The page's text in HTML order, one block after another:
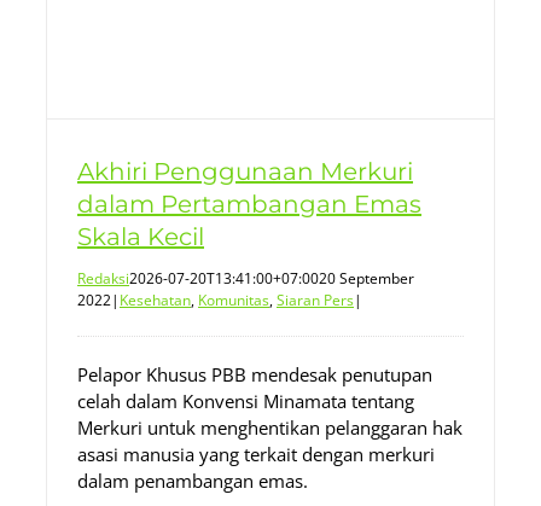
Akhiri Penggunaan Merkuri
dalam Pertambangan Emas
Skala Kecil
Redaksi2026-07-20T13:41:00+07:0020 September
2022| Kesehatan, Komunitas,Siaran Pers|
Pelapor Khusus PBB mendesak penutupan
celah dalam Konvensi Minamata tentang
Merkuri untuk menghentikan pelanggaran hak
asasi manusia yang terkait dengan merkuri
dalam penambangan emas.